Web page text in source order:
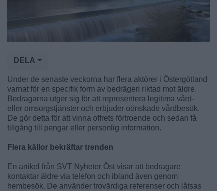
DELA
Under de senaste veckorna har flera aktörer i Östergötland
varnat för en specifik form av bedrägeri riktad mot äldre.
Bedragarna utger sig för att representera legitima vård-
eller omsorgstjänster och erbjuder oönskade vårdbesök.
De gör detta för att vinna offrets förtroende och sedan få
tillgång till pengar eller personlig information.
Flera källor bekräftar trenden
En artikel från SVT Nyheter Öst visar att bedragare
kontaktar äldre via telefon och ibland även genom
hembesök. De använder trovärdiga referenser och låtsas